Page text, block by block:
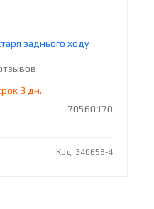
заднього ходу
3 дн.
70560170
Код: 340658-4